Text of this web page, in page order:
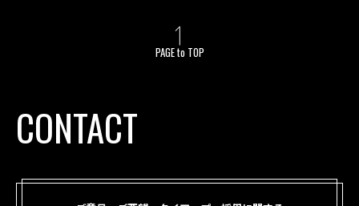
PAGE to TOP
CONTACT